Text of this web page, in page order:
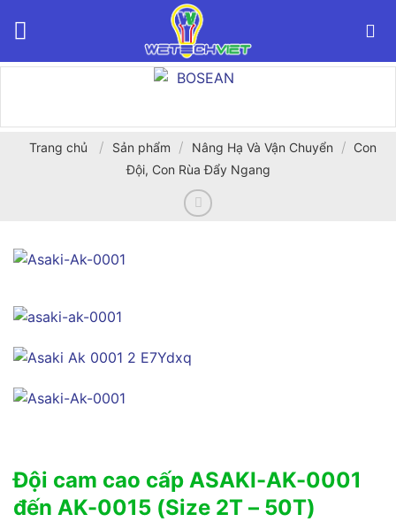
Trang chủ / Sản phẩm / Nâng Hạ Và Vận Chuyển / Con
Đội, Con Rùa Đẩy Ngang
Đội cam cao cấp ASAKI-AK-0001
đến AK-0015 (Size 2T – 50T)